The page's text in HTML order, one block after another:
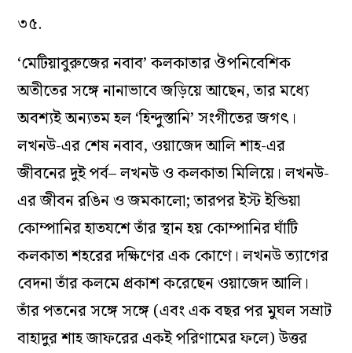
৩৫.
‘মেটিয়াবুরুজের নবাব’ কলকাতার ঔপনিবেশিক
অতীতের সঙ্গে নানাভাবে জড়িয়ে আছেন, তার মধ্যে
অবশ্যই অন্যতম হল ‘হিন্দুস্তানি’ সংগীতের জগৎ।
লখনউ-এর শেষ নবাব, ওয়াজেদ আলি শাহ-এর
জীবনের দুই পর্ব– লখনউ ও কলকাতা মিলিয়ে। লখনউ-
এর জীবন রঙিন ও জমকালো; তারপর ইস্ট ইন্ডিয়া
কোম্পানির হাতযশে তাঁর স্থান হয় কোম্পানির ঘাঁটি
কলকাতা শহরের দক্ষিণের এক কোণে। লখনউ ত্যাগের
বেদনা তাঁর কলমে প্রকাশ করেছেন ওয়াজেদ আলি।
তাঁর পতনের সঙ্গে সঙ্গে (এবং এক বছর পর মুঘল সম্রাট
বাহাদুর শাহ জাফরের একই পরিণামের ফলে) উত্তর